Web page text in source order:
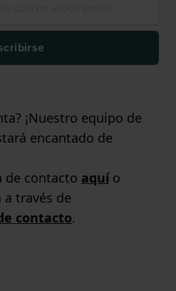
¡Nuestro equipo de
encantado de
de contacto aquío
través de
contacto.